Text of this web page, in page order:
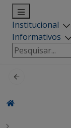
Institucional
Informativos
Pesquisar
por: